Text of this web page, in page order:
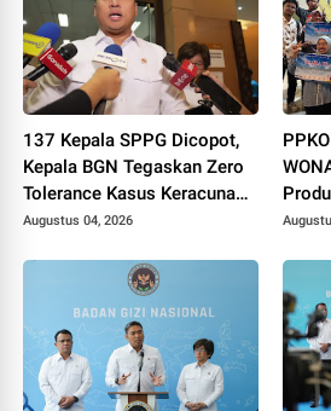
137 Kepala SPPG Dicopot,
Kepala BGN Tegaskan Zero
Tolerance Kasus Keracunan
MBG
Augustus 04, 2026
Tiga